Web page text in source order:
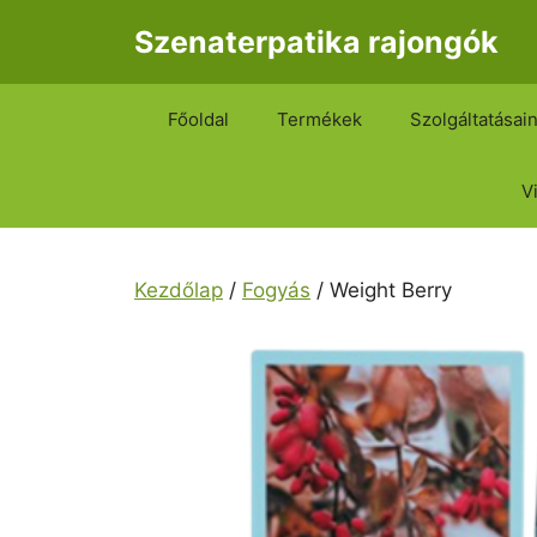
Szenaterpatika rajongók
Főoldal Termékek
Kezdőlap / Fogyás / Weight Berry